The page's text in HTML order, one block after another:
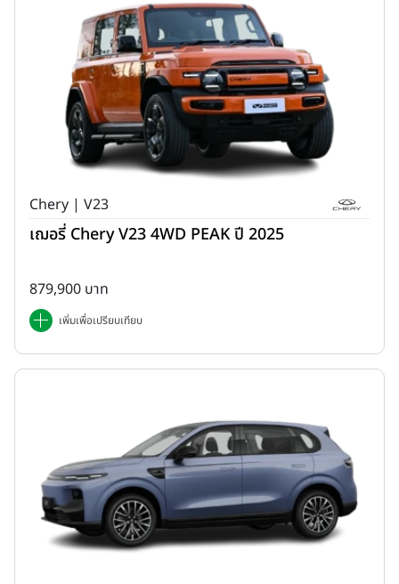
Chery | V23
เฌอรี่ Chery V23 4WD PEAK ปี 2025
879,900 บาท
เพิ่มเพื่อเปรียบเทียบ